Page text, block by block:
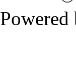
Powered